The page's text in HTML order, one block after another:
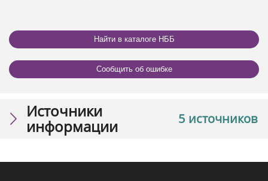
Найти в каталоге НББ
Сообщить об ошибке
5 источников
Источники
информации